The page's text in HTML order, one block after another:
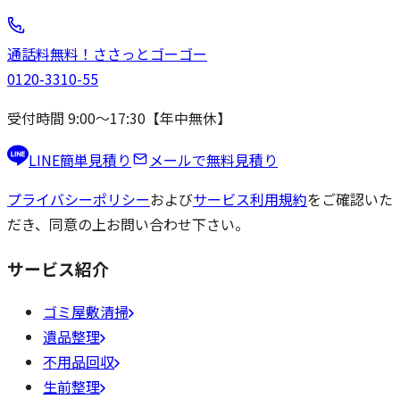
通話料無料！ ささっと ゴーゴー
0120-3310-55
受付時間 9:00〜17:30【年中無休】
LINE簡単見積り
メールで無料見積り
プライバシーポリシーおよびサービス利用規約をご確認いた
だき、同意の上お問い合わせ下さい。
サービス紹介
ゴミ屋敷清掃
遺品整理
不用品回収
生前整理